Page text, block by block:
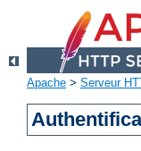
Apache > Serveur